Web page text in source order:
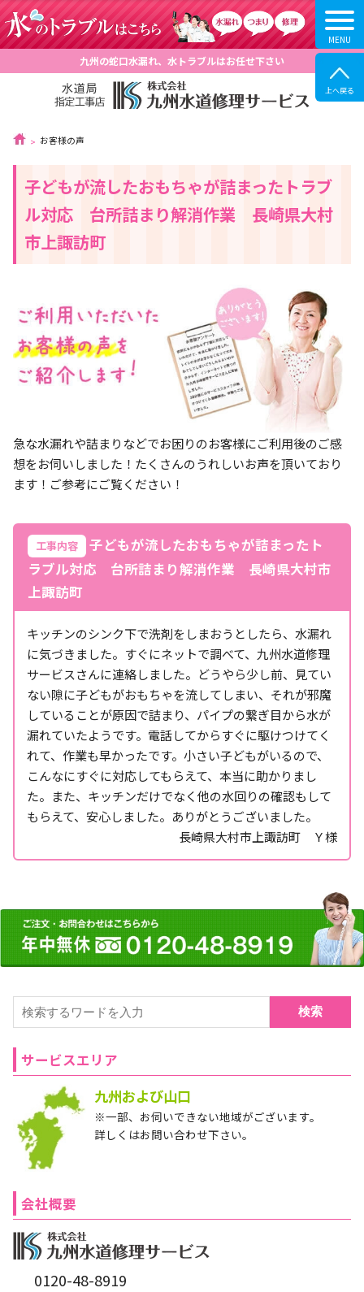
九州の蛇口水漏れ、水トラブルはお任せ下さい
お客様の声
子どもが流したおもちゃが詰まったトラブ
ル対応 台所詰まり解消作業 長崎県大村
市上諏訪町
急な水漏れや詰まりなどでお困りのお客様にご利用後のご感
想をお伺いしました！たくさんのうれしいお声を頂いており
ます！ご参考にご覧ください！
工事内容
子どもが流したおもちゃが詰まったト
ラブル対応 台所詰まり解消作業 長崎県大村市
上諏訪町
キッチンのシンク下で洗剤をしまおうとしたら、水漏れ
に気づきました。すぐにネットで調べて、九州水道修理
サービスさんに連絡しました。どうやら少し前、見てい
ない隙に子どもがおもちゃを流してしまい、それが邪魔
していることが原因で詰まり、パイプの繋ぎ目から水が
漏れていたようです。電話してからすぐに駆けつけてく
れて、作業も早かったです。小さい子どもがいるので、
こんなにすぐに対応してもらえて、本当に助かりまし
た。また、キッチンだけでなく他の水回りの確認もして
もらえて、安心しました。ありがとうございました。
長崎県大村市上諏訪町 Ｙ様
検索
サービスエリア
九州および山口
※一部、お伺いできない地域がございます。
詳しくはお問い合わせ下さい。
会社概要
0120-48-8919